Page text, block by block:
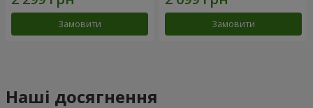
Замовити Замовити
Наші досягнення